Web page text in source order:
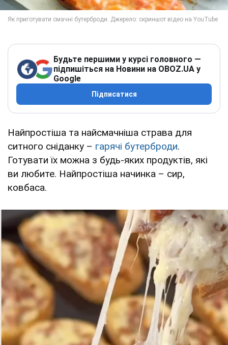
Будьте першими у курсі головного —
підпишіться на Новини на OBOZ.UA у
Google
Підписатися
Найпростіша та найсмачніша страва для
ситного сніданку – гарячі бутерброди.
Готувати їх можна з будь-яких продуктів, які
ви любите. Найпростіша начинка – сир,
ковбаса.